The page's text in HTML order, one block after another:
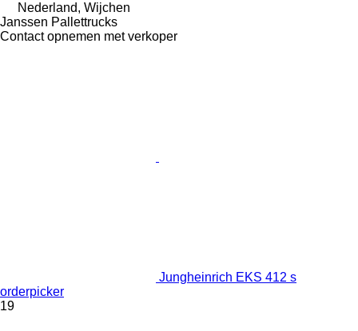
Nederland, Wijchen
Janssen Pallettrucks
Contact opnemen met verkoper
Jungheinrich EKS 412 s
orderpicker
19